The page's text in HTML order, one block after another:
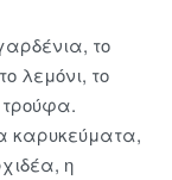
το
λεμόνι, το
καρυκεύματα,
η